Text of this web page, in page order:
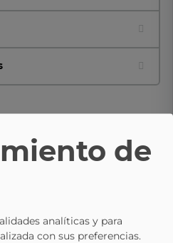
Fb7578-400 En Azul
35,95 € 39,95 €
de
analíticas y para
con sus preferencias.